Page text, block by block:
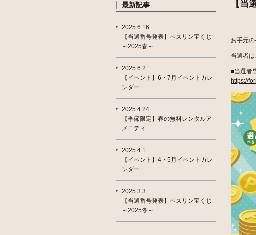
【当
お手元
当選者
■当選者
https://
最新記事
2025.6.16
【当選番号発表】ベスリン宝くじ
～2025春～
2025.6.2
【イベント】6・7月イベントカレ
ンダー
2025.4.24
【季節限定】春の無料レンタルア
メニティ
2025.4.1
【イベント】4・5月イベントカレ
ンダー
2025.3.3
【当選番号発表】ベスリン宝くじ
～2025冬～